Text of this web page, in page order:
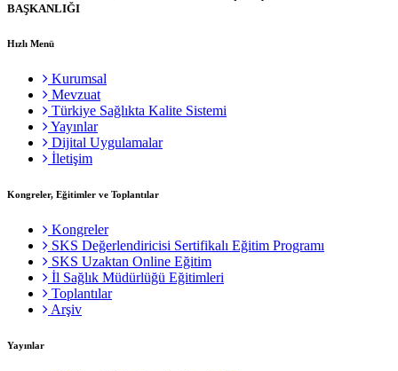
BAŞKANLIĞI
Hızlı Menü
Kurumsal
Mevzuat
Türkiye Sağlıkta Kalite Sistemi
Yayınlar
Dijital Uygulamalar
İletişim
Kongreler, Eğitimler ve Toplantılar
Kongreler
SKS Değerlendiricisi Sertifikalı Eğitim Programı
SKS Uzaktan Online Eğitim
İl Sağlık Müdürlüğü Eğitimleri
Toplantılar
Arşiv
Yayınlar